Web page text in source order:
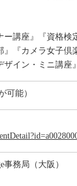
ー講座』『資格
『カメラ女子倶
ザイン・ミニ講座
可能）
事務局（大阪）